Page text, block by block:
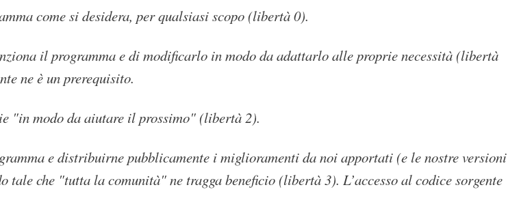
come si desidera, per qualsiasi scopo (libertà 0).
il programma e di modificarlo in modo da adattarlo alle proprie necessità (libertà
ne è un prerequisito.
"in modo da aiutare il prossimo" (libertà 2).
e distribuirne pubblicamente i miglioramenti da noi apportati (e le nostre versioni
tale che "tutta la comunità" ne tragga beneficio (libertà 3). L’accesso al codice sorgente